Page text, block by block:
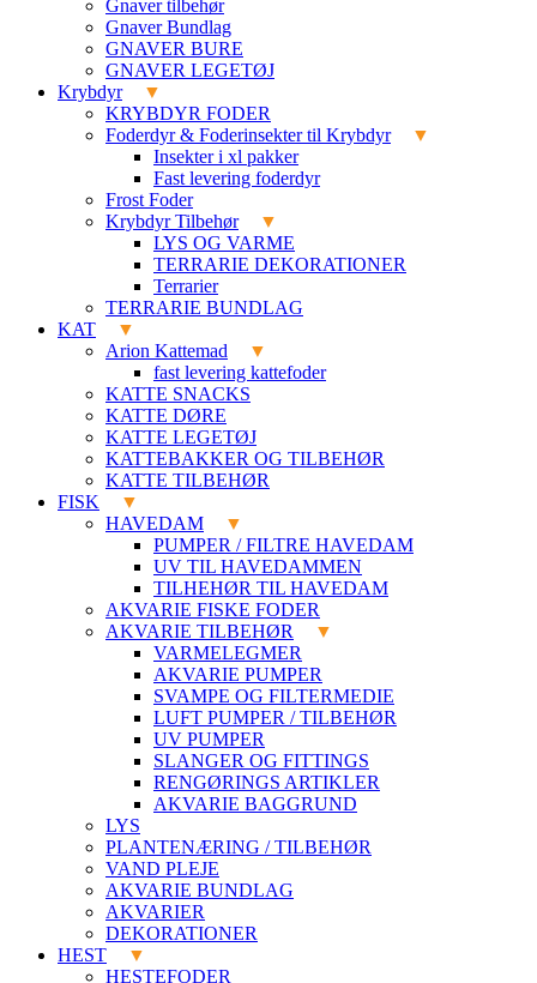
Gnaver tilbehør
Gnaver Bundlag
GNAVER BURE
GNAVER LEGETØJ
Krybdyr
KRYBDYR FODER
Foderdyr & Foderinsekter til Krybdyr
Insekter i xl pakker
Fast levering foderdyr
Frost Foder
Krybdyr Tilbehør
LYS OG VARME
TERRARIE DEKORATIONER
Terrarier
TERRARIE BUNDLAG
KAT
Arion Kattemad
fast levering kattefoder
KATTE SNACKS
KATTE DØRE
KATTE LEGETØJ
KATTEBAKKER OG TILBEHØR
KATTE TILBEHØR
FISK
HAVEDAM
PUMPER / FILTRE HAVEDAM
UV TIL HAVEDAMMEN
TILHEHØR TIL HAVEDAM
AKVARIE FISKE FODER
AKVARIE TILBEHØR
VARMELEGMER
AKVARIE PUMPER
SVAMPE OG FILTERMEDIE
LUFT PUMPER / TILBEHØR
UV PUMPER
SLANGER OG FITTINGS
RENGØRINGS ARTIKLER
AKVARIE BAGGRUND
LYS
PLANTENÆRING / TILBEHØR
VAND PLEJE
AKVARIE BUNDLAG
AKVARIER
DEKORATIONER
HEST
HESTEFODER